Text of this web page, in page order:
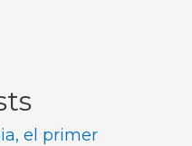
el primer